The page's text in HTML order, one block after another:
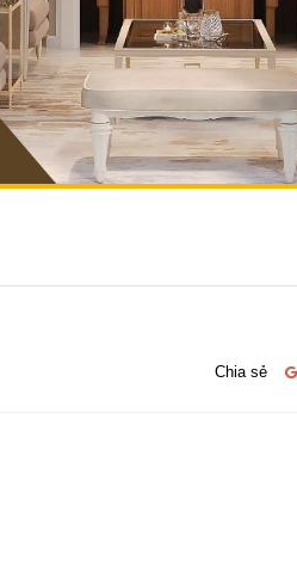
Chia sẻ